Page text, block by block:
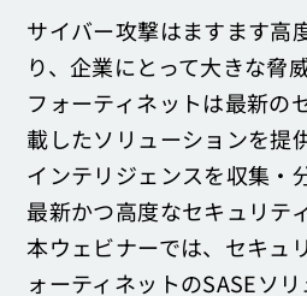
サイバー攻撃はますます高
り、企業にとって大きな脅
フォーティネットは最新の
載したソリューションを提
インテリジェンスを収集・
最新かつ高度なセキュリテ
本ウェビナーでは、セキュ
ォーティネットのSASEソ